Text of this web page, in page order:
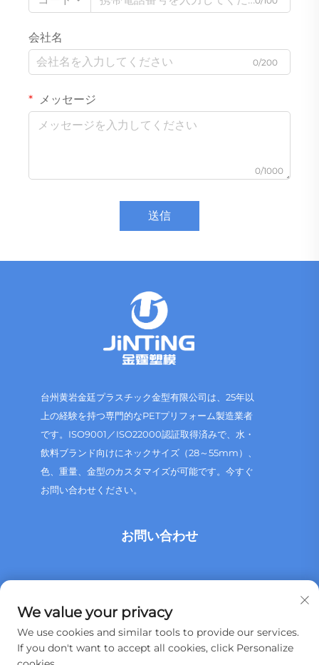
会社名
0/200
メッセージ
0/1000
送信
台州黄岩金廷プラスチック金型有限公司は、25年以
上の経験を持つ専門的なPETプリフォーム製造業者
です。ISO9001／ISO22000認証取得済みで、水・
飲料ブランド向けにネックサイズ（28～55mm）、
色、重量、金型のカスタマイズが可能です。今すぐ
お問い合わせください。
お問い合わせ
+86 13515760932
[email protected]
We value your privacy
We use cookies and similar tools to provide our services.
If you don't want to accept all cookies, click Personalize